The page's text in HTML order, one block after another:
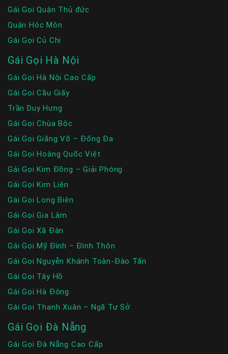
Gái Gọi Quận Thủ đức
Quận Hóc Môn
Gái Gọi Củ Chi
Gái Gọi Hà Nội
Gái Gọi Hà Nội Cao Cấp
Gái Gọi Cầu Giấy
Trần Duy Hưng
Gái Gọi Chùa Bộc
Gái Gọi Giãng Võ – Đống Đa
Gái Gọi Hoàng Quốc Việt
Gái Gọi Kim Đồng – Giải Phóng
Gái Gọi Kim Liên
Gái Gọi Long Biên
Gái Gọi Gia Lâm
Gái Gọi Xã Đàn
Gái Gọi Mỹ Đình – Đình Thôn
Gái Gọi Nguyễn Khánh Toàn-Đào Tấn
Gái Gọi Tây Hồ
Gái Gọi Hà Đông
Gái Gọi Thanh Xuân – Ngã Tư Sở
Gái Gọi Đà Nẵng
Gái Gọi Đà Nẵng Cao Cấp